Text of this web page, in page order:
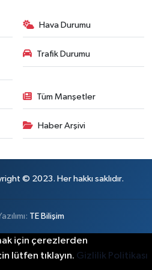
Hava Durumu
Trafik Durumu
Tüm Manşetler
Haber Arşivi
© 2023. Her hakkı saklıdır.
TE Bilişim
için çerezlerden
lütfen tıklayın. Gizlilik Politikası